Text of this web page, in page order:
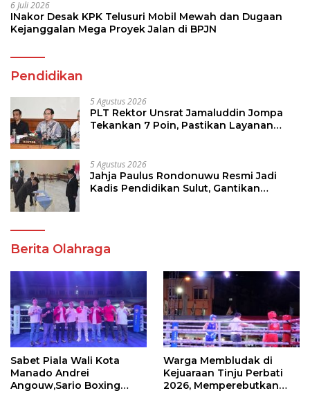
6 Juli 2026
INakor Desak KPK Telusuri Mobil Mewah dan Dugaan
Kejanggalan Mega Proyek Jalan di BPJN
Pendidikan
5 Agustus 2026
PLT Rektor Unsrat Jamaluddin Jompa
Tekankan 7 Poin, Pastikan Layanan
5 Agustus 2026
Jahja Paulus Rondonuwu Resmi Jadi
Kadis Pendidikan Sulut, Gantikan
Berita Olahraga
Sabet Piala Wali Kota
Manado Andrei
Angouw,Sario Boxing
Warga Membludak di
Kejuaraan Tinju Perbati
2026, Memperebutkan